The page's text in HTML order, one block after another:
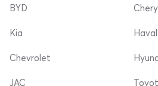
BYD
Kia
Chevrolet
Chery
Haval
JAC